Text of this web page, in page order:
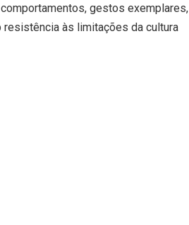
gestos exemplares,
às limitações da cultura